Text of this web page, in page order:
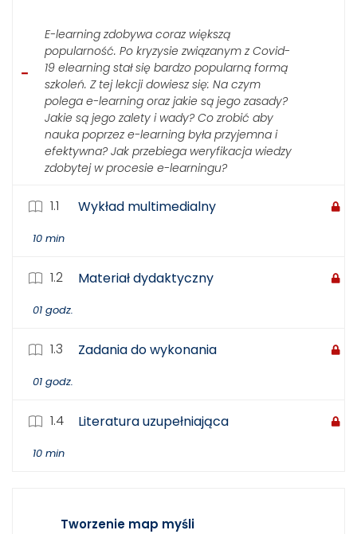
E-learning zdobywa coraz większą
popularność. Po kryzysie związanym z Covid-
19 elearning stał się bardzo popularną formą
szkoleń. Z tej lekcji dowiesz się: Na czym
polega e-learning oraz jakie są jego zasady?
Jakie są jego zalety i wady? Co zrobić aby
nauka poprzez e-learning była przyjemna i
efektywna? Jak przebiega weryfikacja wiedzy
zdobytej w procesie e-learningu?
1.1 Wykład multimedialny
10 min
1.2 Materiał dydaktyczny
01 godz.
1.3 Zadania do wykonania
01 godz.
1.4 Literatura uzupełniająca
10 min
Tworzenie map myśli